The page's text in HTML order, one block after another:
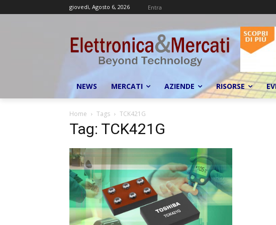
giovedì, Agosto 6, 2026 Entra
NEWS MERCATI AZIENDE RISORSE
Home Tags TCK421G
Tag: TCK421G